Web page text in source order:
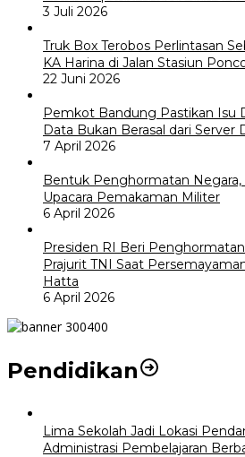
3 Juli 2026
Truk Box Terobos Perlintasan
KA Harina di Jalan Stasiun
22 Juni 2026
Pemkot Bandung Pastikan Isu
Data Bukan Berasal dari Server
7 April 2026
Bentuk Penghormatan
Upacara Pemakaman Militer
6 April 2026
Presiden RI Beri
Prajurit TNI Saat
Hatta
6 April 2026
Pendidikan
Lima Sekolah Jadi Lokasi
Administrasi Pembelajaran